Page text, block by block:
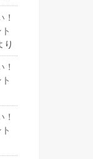
！
り
！
！